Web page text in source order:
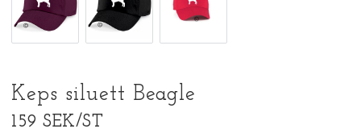
Keps siluett Beagle
159 SEK/ST